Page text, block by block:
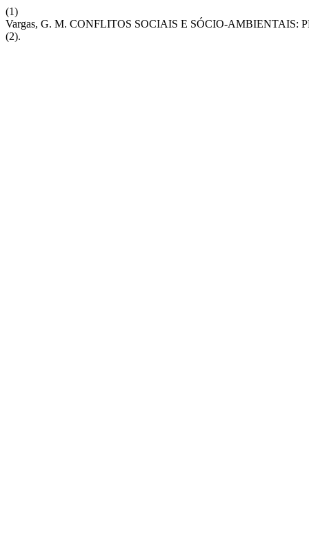
(1)
Vargas, G. M. CONFLITOS SOCIAIS E SÓCIO-
(2).